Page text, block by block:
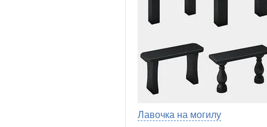
Лавочка на могилу